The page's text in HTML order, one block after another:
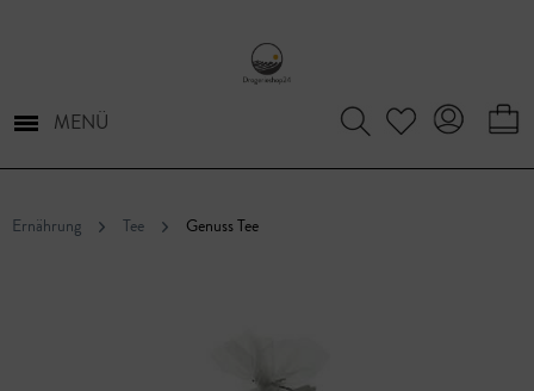
MENÜ
Ernährung Tee Genuss Tee